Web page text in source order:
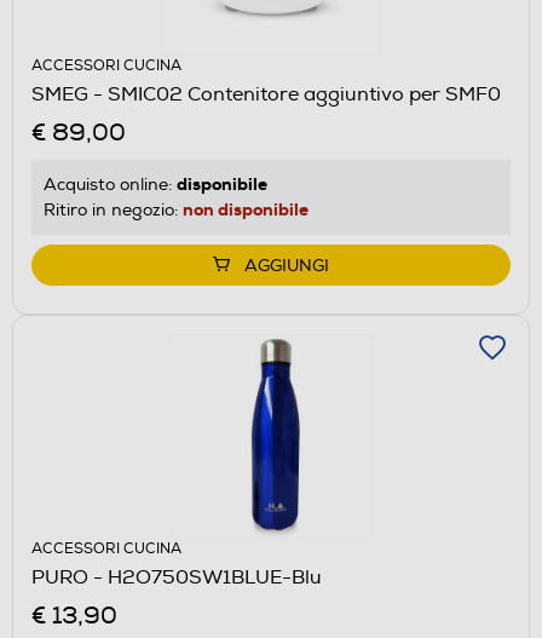
ACCESSORI CUCINA
SMEG - SMIC02 Contenitore aggiuntivo per SMF0
€ 89,00
Acquisto online: disponibile
Ritiro in negozio: non disponibile
AGGIUNGI
ACCESSORI CUCINA
PURO - H2O750SW1BLUE-Blu
€ 13,90